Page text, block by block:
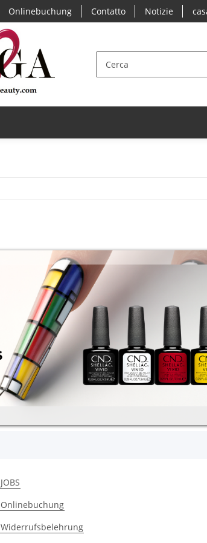
Onlinebuchung Contatto Notizie
JOBS
Onlinebuchung
Widerrufsbelehrung